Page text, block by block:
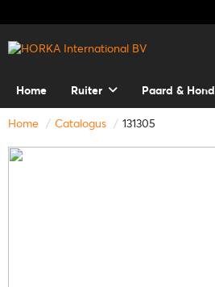
Home Ruiter Paard & Hond
Home Catalogus 131305